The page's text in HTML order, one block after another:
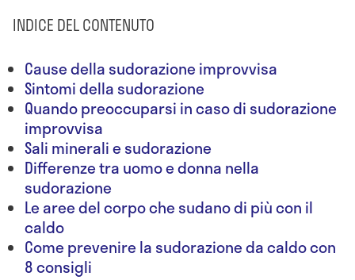
INDICE DEL CONTENUTO
Cause della sudorazione improvvisa
Sintomi della sudorazione
Quando preoccuparsi in caso di sudorazione
improvvisa
Sali minerali e sudorazione
Differenze tra uomo e donna nella
sudorazione
Le aree del corpo che sudano di più con il
caldo
Come prevenire la sudorazione da caldo con
8 consigli